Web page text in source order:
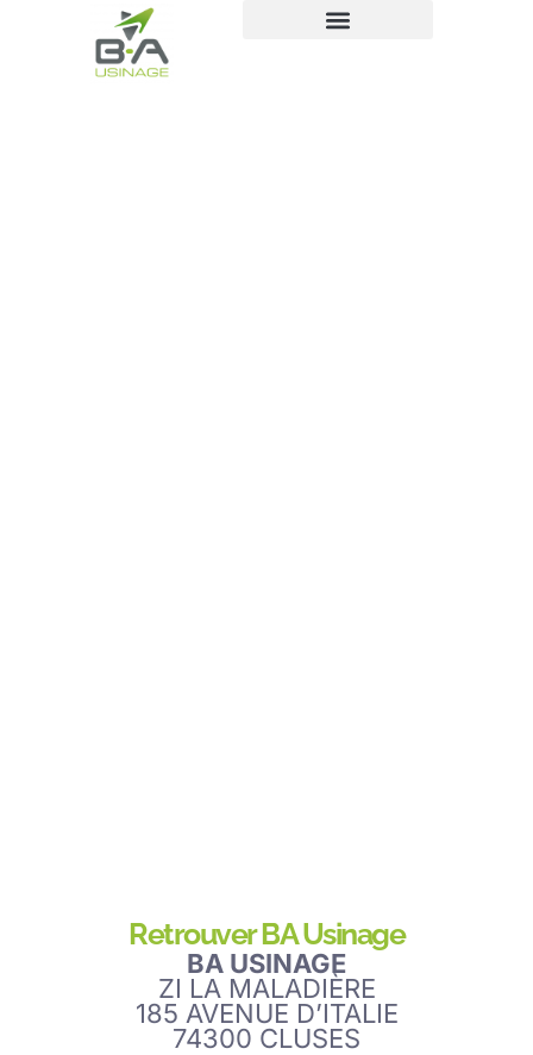
Retrouver BA Usinage
BA USINAGE
ZI LA MALADIÈRE
185 AVENUE D’ITALIE
74300 CLUSES